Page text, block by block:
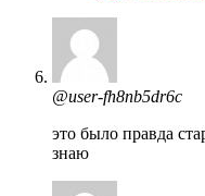
@user-fh8nb5dr6c
это было правда
знаю